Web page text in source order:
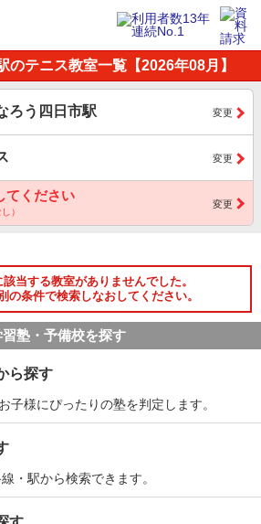
のテニス教室一覧【2026年08月】
ろう四日市駅 変更
変更
てください
）
変更
当する教室がありませんでした。
の条件で検索しなおしてください。
塾・予備校を探す
ら探す
子様にぴったりの塾を判定します。
・駅から検索できます。